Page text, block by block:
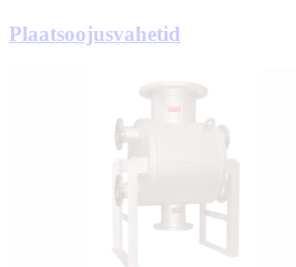
Plaatsoojusvahetid